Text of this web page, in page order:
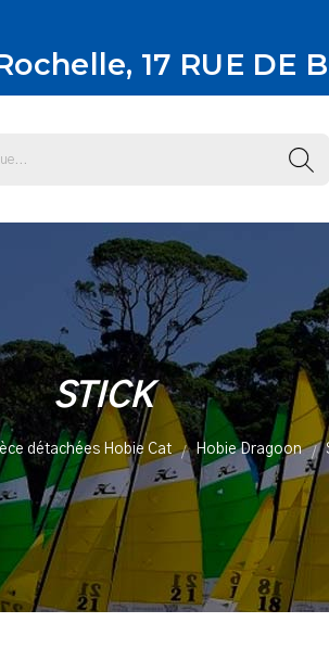
17 RUE DE
STICK
détachées Hobie Cat Hobie Dragoon